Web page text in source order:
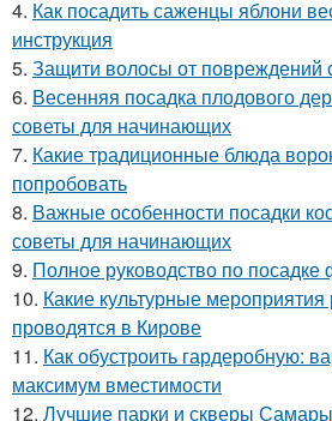
4. Как посадить саженцы яблони
инструкция
5. Защити волосы от повреждений
6. Весенняя посадка плодового
советы для начинающих
7. Какие традиционные блюда
попробовать
8. Важные особенности посадки
советы для начинающих
9. Полное руководство по посадке
10. Какие культурные мероприятия
проводятся в Кирове
11. Как обустроить гардеробную:
максимум вместимости
12. Лучшие парки и скверы